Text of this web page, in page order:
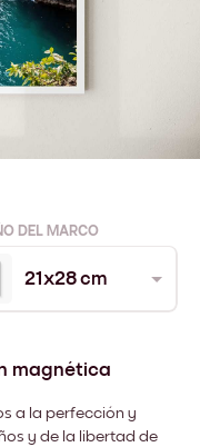
DEL MARCO
21x28 cm
magnética
a la perfección y
y de la libertad de